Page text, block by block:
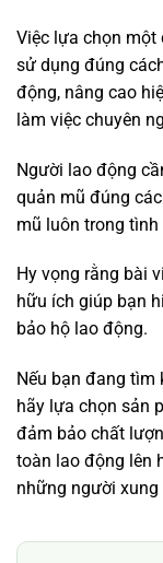
Việc lựa chọn một
sử dụng đúng
động, nâng cao
làm việc chuyên
Người lao động
quản mũ đúng
mũ luôn trong
Hy vọng rằng bài
hữu ích giúp bạn
bảo hộ lao động.
Nếu bạn đang tìm
hãy lựa chọn sản
đảm bảo chất
toàn lao động lên
những người xung